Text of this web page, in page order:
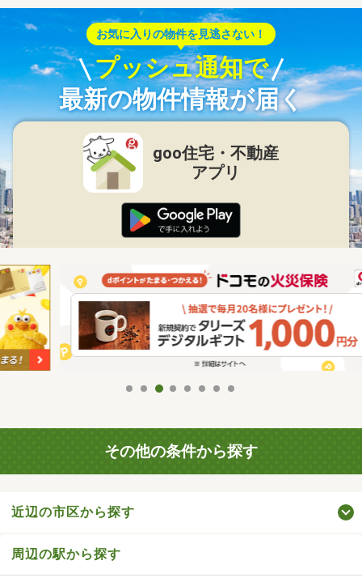
お気に入りの物件を見逃さない！
プッシュ通知で
最新の物件情報が届く
goo住宅・不動産
アプリ
その他の条件から探す
近辺の市区から探す
周辺の駅から探す